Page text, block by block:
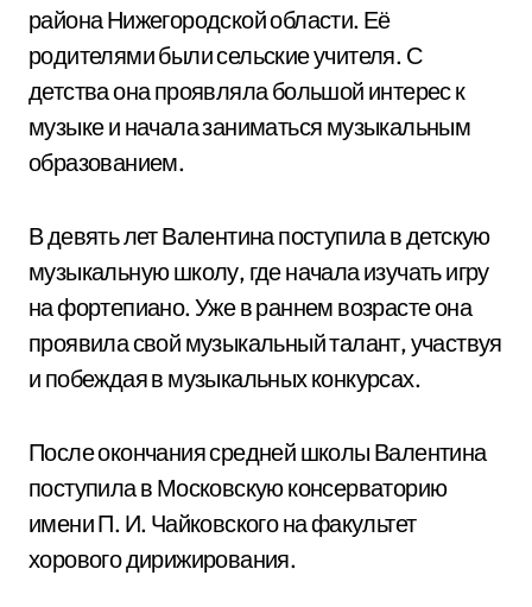
района Нижегородской области. Её
родителями были сельские учителя. С
детства она проявляла большой интерес к
музыке и начала заниматься музыкальным
образованием.
В девять лет Валентина поступила в детскую
музыкальную школу, где начала изучать игру
на фортепиано. Уже в раннем возрасте она
проявила свой музыкальный талант, участвуя
и побеждая в музыкальных конкурсах.
После окончания средней школы Валентина
поступила в Московскую консерваторию
имени П. И. Чайковского на факультет
хорового дирижирования.